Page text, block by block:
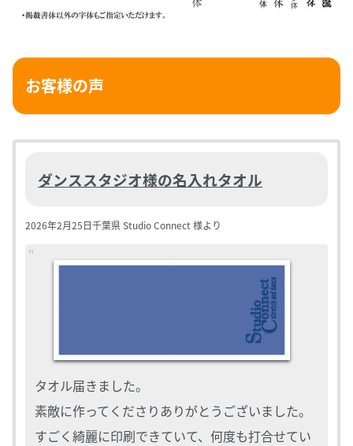
お客様の声
ダンススタジオ様の名入れタオル
2026年2月25日千葉県 Studio Connect 様より
タオル届きました。
素敵に作ってくださりありがとうございました。
すごく綺麗に印刷できていて、何度も打合せてい